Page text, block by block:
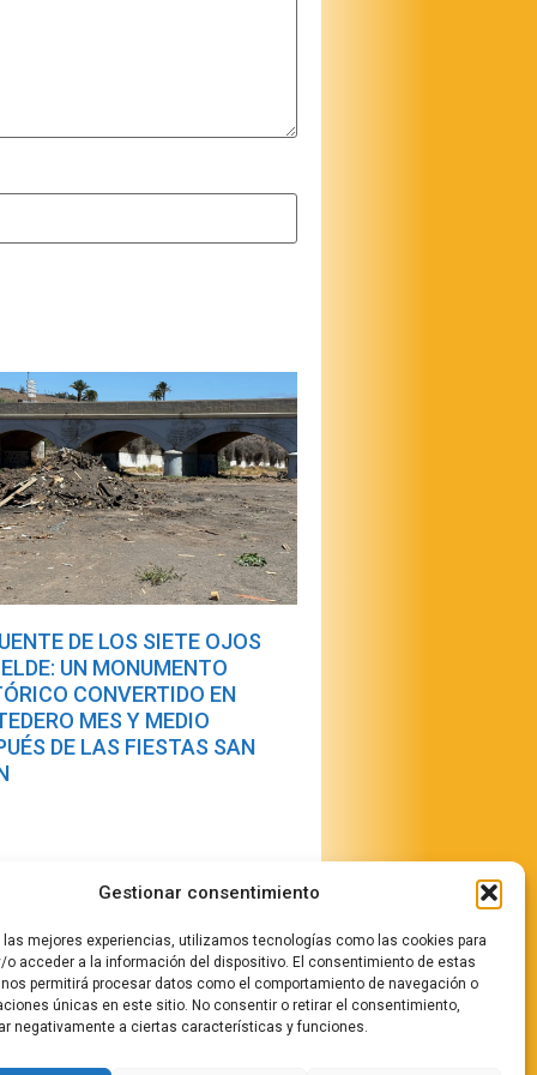
Gestionar consentimiento
las mejores experiencias, utilizamos tecnologías como las cookies para
o acceder a la información del dispositivo. El consentimiento de estas
permitirá procesar datos como el comportamiento de navegación o
únicas en este sitio. No consentir o retirar el consentimiento,
negativamente a ciertas características y funciones.
DE LOS SIETE OJOS
UN MONUMENTO
CONVERTIDO EN
MES Y MEDIO
DE LAS FIESTAS SAN